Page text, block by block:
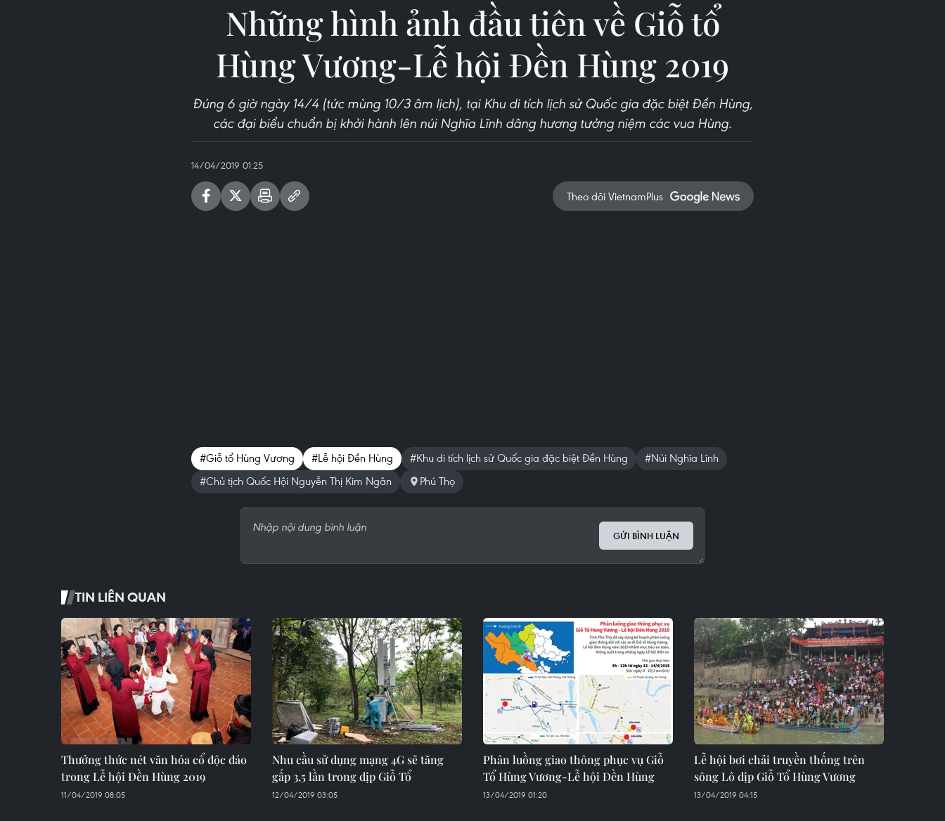
Những hình ảnh đầu tiên về Giỗ tổ
Hùng Vương-Lễ hội Đền Hùng 2019
Đúng 6 giờ ngày 14/4 (tức mùng 10/3 âm lịch), tại Khu di tích lịch sử Quốc gia đặc biệt Đền Hùng,
các đại biểu chuẩn bị khởi hành lên núi Nghĩa Lĩnh dâng hương tưởng niệm các vua Hùng.
14/04/2019 01:25
Theo dõi VietnamPlus
#Giỗ tổ Hùng Vương #Lễ hội Đền Hùng #Khu di tích lịch sử Quốc gia đặc biệt Đền Hùng
#Núi Nghĩa Lĩnh
#Chủ tịch Quốc Hội Nguyễn Thị Kim Ngân
Phú Thọ
GỬI BÌNH LUẬN
TIN LIÊN QUAN
Thưởng thức nét văn hóa cổ độc đáo
trong Lễ hội Đền Hùng 2019
11/04/2019 08:05
Nhu cầu sử dụng mạng 4G sẽ tăng
gấp 3,5 lần trong dịp Giỗ Tổ
12/04/2019 03:05
Phân luồng giao thông phục vụ Giỗ
Tổ Hùng Vương-Lễ hội Đền Hùng
13/04/2019 01:20
Lễ hội bơi chải truyền thống trên
sông Lô dịp Giỗ Tổ Hùng Vương
13/04/2019 04:15